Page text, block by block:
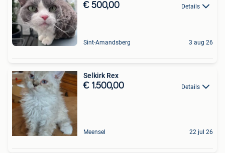
€ 500,00 Details
Sint-Amandsberg 3 aug 26
Selkirk Rex
€ 1.500,00 Details
Meensel 22 jul 26